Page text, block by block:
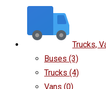
Trucks,
Buses (3)
Trucks (4)
Vans (0)